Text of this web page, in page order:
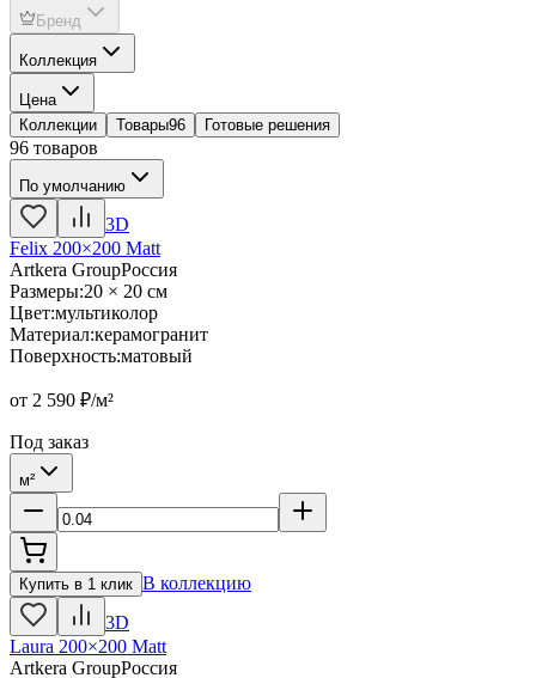
Бренд
Коллекция
Цена
Коллекции
Товары96 Готовые решения
96 товаров
По умолчанию
3D
Felix 200×200 Matt
Artkera GroupРоссия
Размеры:20 × 20 см
Цвет:мультиколор
Материал:керамогранит
Поверхность:матовый
от 2 590 ₽/м²
Под заказ
м²
Купить в 1 клик В коллекцию
3D
Laura 200×200 Matt
Artkera GroupРоссия